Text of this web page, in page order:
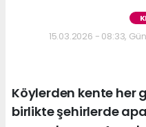
15.03.2026 - 08:33,
Köylerden kente her
birlikte şehirlerde